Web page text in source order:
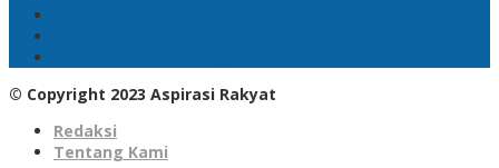
© Copyright 2023 Aspirasi Rakyat
Redaksi
Tentang Kami